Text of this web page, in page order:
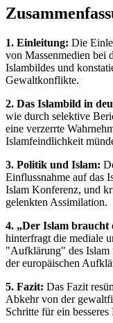
1. Einleitung: Die
von Massenmedien bei
Islambildes und
Gewaltkonflikte.
2. Das Islambild in
wie durch selektive
eine verzerrte
Islamfeindlichkeit
3. Politik und Islam:
Einflussnahme auf das
Islam Konferenz, und
gelenkten Assimilation.
4. „Der Islam
hinterfragt die mediale
"Aufklärung" des Islam
der europäischen
5. Fazit: Das Fazit
Abkehr von der
Schritte für ein